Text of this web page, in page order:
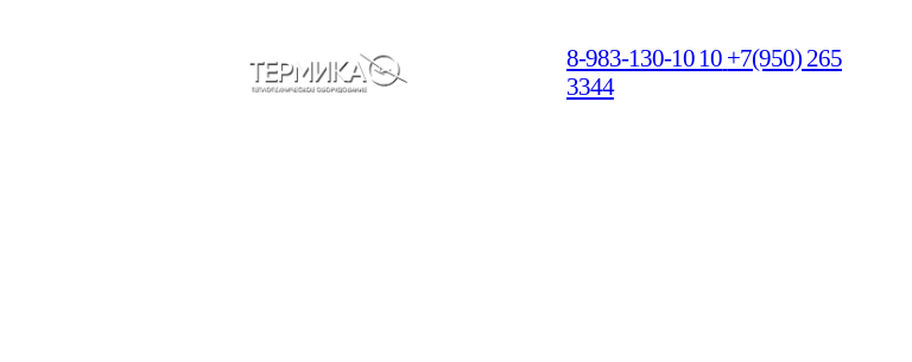
8-983-130-10 10 +7(950) 265
3344